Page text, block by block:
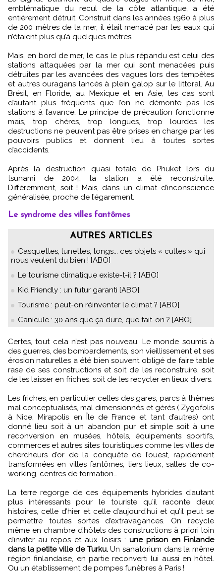
emblématique du recul de la côte atlantique, a été
entièrement détruit. Construit dans les années 1960 à plus
de 200 mètres de la mer, il était menacé par les eaux qui
n’étaient plus qu’à quelques mètres.
Mais, en bord de mer, le cas le plus répandu est celui des
stations attaquées par la mer qui sont menacées puis
détruites par les avancées des vagues lors des tempêtes
et autres ouragans lancés à plein galop sur le littoral. Au
Brésil, en Floride, au Mexique et en Asie, les cas sont
d’autant plus fréquents que l’on ne démonte pas les
stations à l’avance. Le principe de précaution fonctionne
mais, trop chères, trop longues, trop lourdes les
destructions ne peuvent pas être prises en charge par les
pouvoirs publics et donnent lieu à toutes sortes
d’accidents.
Après la destruction quasi totale de Phuket lors du
tsunami de 2004, la station a été reconstruite.
Différemment, soit ! Mais, dans un climat d’inconscience
généralisée, proche de l’égarement.
Le syndrome des villes fantômes
AUTRES ARTICLES
Casquettes, lunettes, tongs... ces objets « cultes » qui
nous veulent du bien ! [ABO]
Le tourisme climatique existe-t-il ? [ABO]
Kid Friendly : un futur garanti [ABO]
Tourisme : peut-on réinventer le climat ? [ABO]
Canicule : 30 ans que ça dure, que fait-on ? [ABO]
Certes, tout cela n’est pas nouveau. Le monde soumis à
des guerres, des bombardements, son vieillissement et ses
érosion naturelles a été bien souvent obligé de faire table
rase de ses constructions et soit de les reconstruire, soit
de les laisser en friches, soit de les recycler en lieux divers.
Les friches, en particulier celles des gares, parcs à thèmes
mal conceptualisés, mal dimensionnés et gérés ( Zygofolis
à Nice, Mirapolis en Île de France et tant d’autres) ont
donné lieu soit à un abandon pur et simple soit à une
reconversion en musées, hôtels, équipements sportifs,
commerces et autres sites touristiques comme les villes de
chercheurs d’or de la conquête de l’ouest, rapidement
transformées en villes fantômes, tiers lieux, salles de co-
working, centres de formation…
La terre regorge de ces équipements hybrides d’autant
plus intéressants pour le touriste qu’il raconte deux
histoires, celle d’hier et celle d’aujourd’hui et qu’il peut se
permettre toutes sortes d’extravagances. On recycle
même en chambre d’hôtels des constructions à priori loin
d’inviter au repos et aux loisirs : une prison en Finlande
dans la petite ville de Turku.Un sanatorium dans la même
région finlandaise, en partie reconverti lui aussi en hôtel.
Ou un établissement de pompes funèbres à Paris !